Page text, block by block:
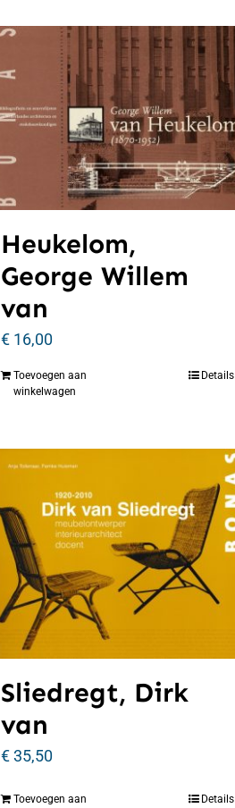
Heukelom,
George Willem
van
€ 16,00
Toevoegen aan
winkelwagen
Details
Sliedregt, Dirk
van
€35,50
Toevoegen aan
Details